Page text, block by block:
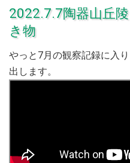
2022.7.7陶器山丘
き物
やっと7月の観察記録に入
出します。